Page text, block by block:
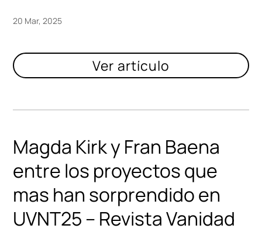
20 Mar, 2025
Magda Kirk y Fran Baena
entre los proyectos que
mas han sorprendido en
UVNT25 – Revista Vanidad